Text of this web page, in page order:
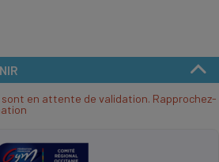
en attente de validation. Rapprochez-